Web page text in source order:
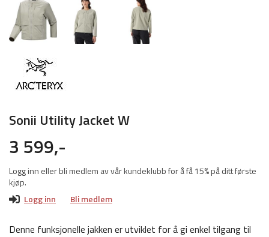
Sonii Utility Jacket W
3 599,-
Logg inn eller bli medlem av vår kundeklubb for å få 15% på ditt første
kjøp.
Logg inn
Bli medlem
Denne funksjonelle jakken er utviklet for å gi enkel tilgang til